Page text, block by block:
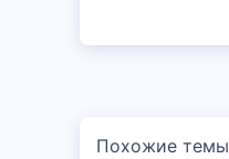
Похожие темы